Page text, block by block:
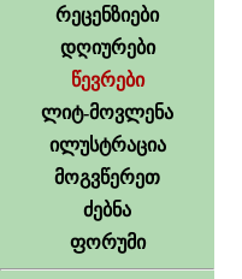
რეცენზიები
დღიურები
წევრები
ლიტ-მოვლენა
ილუსტრაცია
მოგვწერეთ
ძებნა
ფორუმი